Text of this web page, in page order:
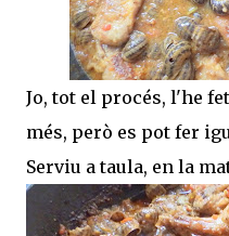
Jo, tot el procés, l'he
més, però es pot fer
Serviu a taula, en la